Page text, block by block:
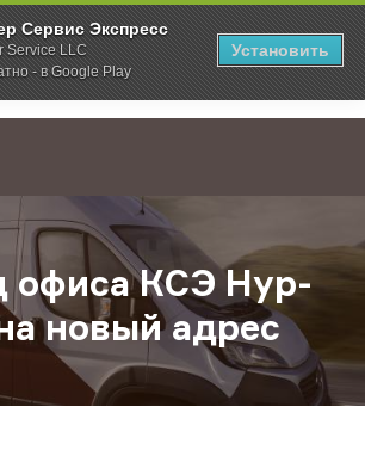
Сервис Экспресс
Service LLC
- в Google Play
Установить
Новости Переезд офиса КСЭ Нур-Султан
офиса КСЭ Нур-
новый адрес